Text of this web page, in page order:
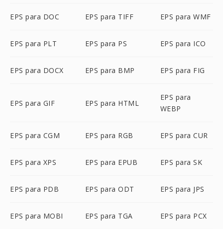
EPS para DOC EPS para TIFF EPS para WMF
EPS para PLT EPS para PS EPS para ICO
EPS para DOCX EPS para BMP EPS para FIG
EPS para GIF EPS para HTML
EPS para
WEBP
EPS para CGM EPS para RGB EPS para CUR
EPS para XPS EPS para EPUB EPS para SK
EPS para PDB EPS para ODT EPS para JPS
EPS para MOBI EPS para TGA EPS para PCX